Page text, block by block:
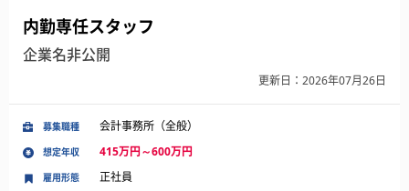
内勤専任スタッフ
企業名非公開
更新日：2026年07月26日
募集職種 会計事務所（全般）
想定年収 415万円～600万円
雇用形態 正社員